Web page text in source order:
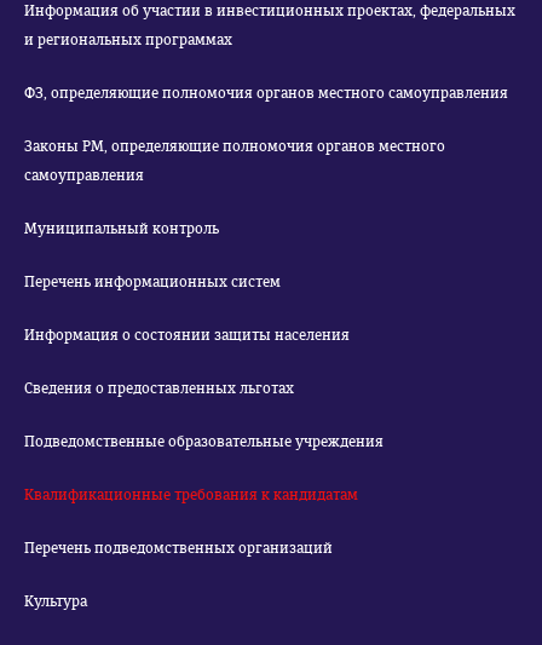
Информация об участии в инвестиционных проектах, федеральных
и региональных программах
ФЗ, определяющие полномочия органов местного самоуправления
Законы РМ, определяющие полномочия органов местного
самоуправления
Муниципальный контроль
Перечень информационных систем
Информация о состоянии защиты населения
Сведения о предоставленных льготах
Подведомственные образовательные учреждения
Квалификационные требования к кандидатам
Перечень подведомственных организаций
Культура